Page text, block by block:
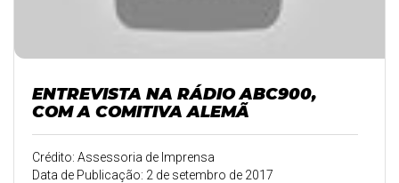
ENTREVISTA NA RÁDIO ABC900,
COM A COMITIVA ALEMÃ
Crédito: Assessoria de Imprensa
Data de Publicação: 2 de setembro de 2017